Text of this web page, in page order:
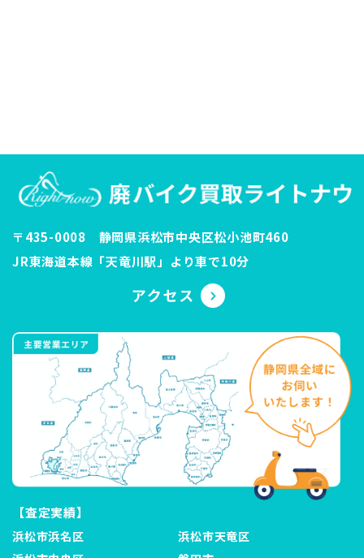
〒435-0008 静岡県浜松市中央区松小池町460
JR東海道本線「天竜川駅」より車で10分
【査定実績】
浜松市浜名区
浜松市天竜区